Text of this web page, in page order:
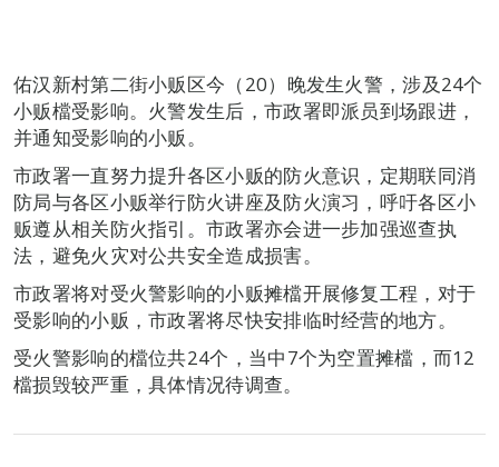
佑汉新村第二街小贩区今（20）晚发生火警，涉及24个
小贩檔受影响。火警发生后，市政署即派员到场跟进，
并通知受影响的小贩。
市政署一直努力提升各区小贩的防火意识，定期联同消
防局与各区小贩举行防火讲座及防火演习，呼吁各区小
贩遵从相关防火指引。市政署亦会进一步加强巡查执
法，避免火灾对公共安全造成损害。
市政署将对受火警影响的小贩摊檔开展修复工程，对于
受影响的小贩，市政署将尽快安排临时经营的地方。
受火警影响的檔位共24个，当中7个为空置摊檔，而12
檔损毁较严重，具体情况待调查。